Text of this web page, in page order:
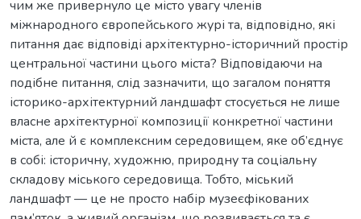
чим же привернуло це місто увагу членів
міжнародного європейського журі та, відповідно, які
питання дає відповіді архітектурно-історичний простір
центральної частини цього міста? Відповідаючи на
подібне питання, слід зазначити, що загалом поняття
історико-архітектурний ландшафт стосується не лише
власне архітектурної композиції конкретної частини
міста, але й є комплексним середовищем, яке об’єднує
в собі: історичну, художню, природну та соціальну
складову міського середовища. Тобто, міський
ландшафт — це не просто набір музеєфікованих